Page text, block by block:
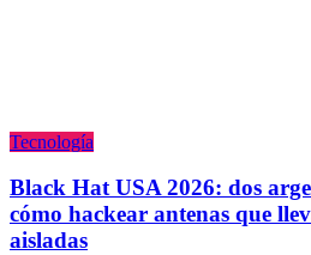
Tecnologí­a
Black Hat USA 2026: dos
cómo hackear antenas que
aisladas